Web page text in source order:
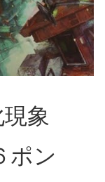
現象
ポン